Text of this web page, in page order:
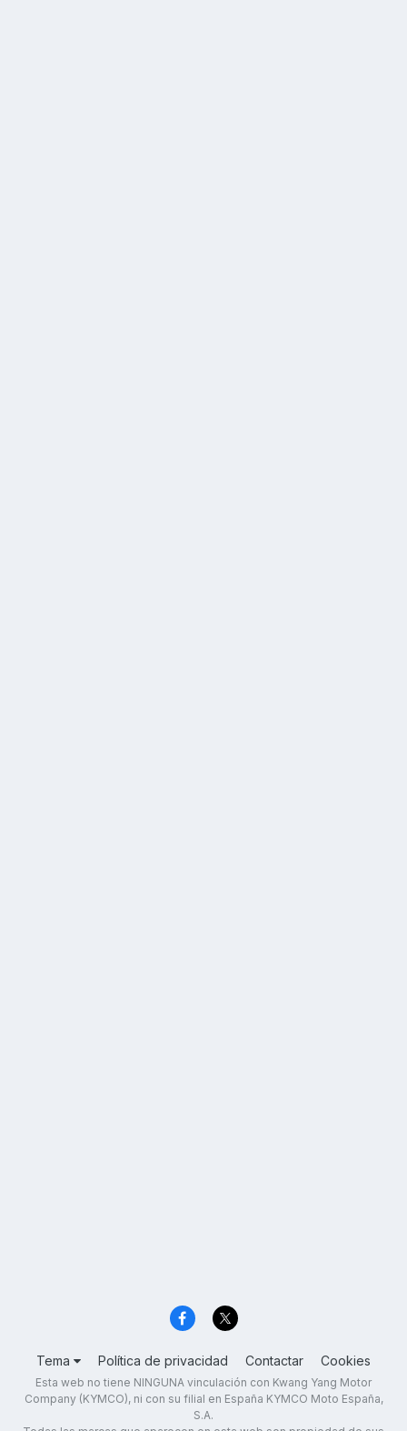
Tema Política de privacidad Contactar Cookies
Esta web no tiene NINGUNA vinculación con Kwang Yang Motor
Company (KYMCO), ni con su filial en España KYMCO Moto España,
S.A.